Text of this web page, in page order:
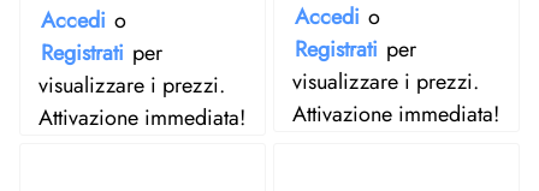
Accedi o
Registrati per
visualizzare i prezzi.
Attivazione immediata!
Accedi o
Registrati per
visualizzare i prezzi.
Attivazione immediata!